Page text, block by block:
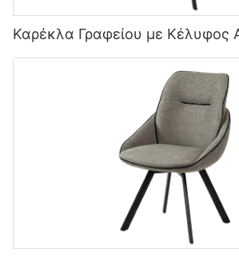
Καρέκλα Γραφείου με Κέλυφος